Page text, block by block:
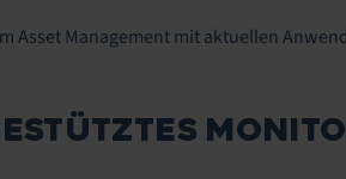
Asset Management mit aktuellen